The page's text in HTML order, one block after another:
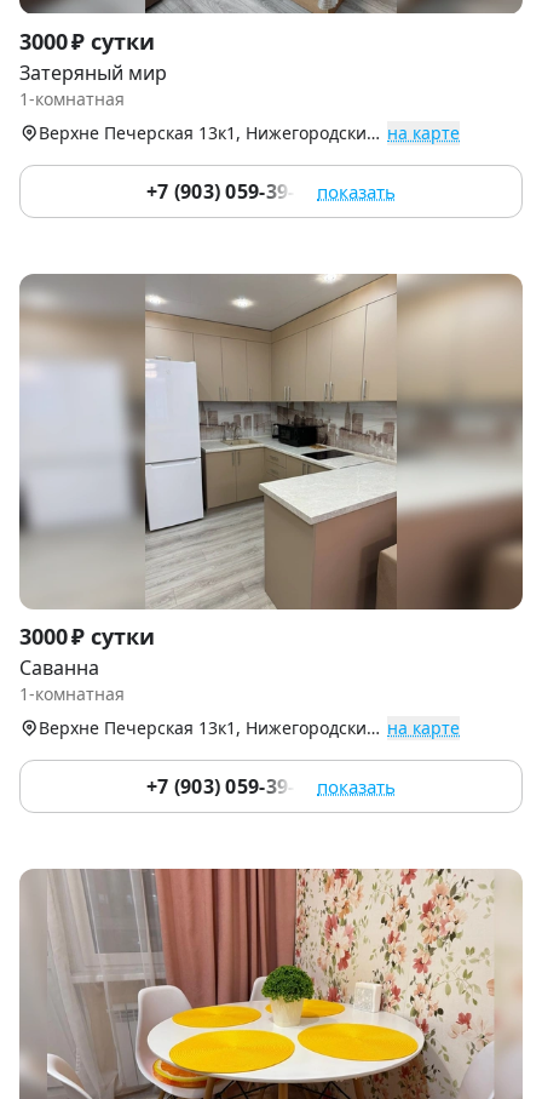
Item
1
of
5
3000 ₽ сутки
Затеряный мир
1-комнатная
Верхне Печерская 13к1, Нижегородский р-н на карте
+7 (903) 059-39-51 показать
Item
1
of
3000 ₽ сутки
Саванна
1-комнатная
Верхне Печерская 13к1, Нижегородский р-н на карте
+7 (903) 059-39-51 показать